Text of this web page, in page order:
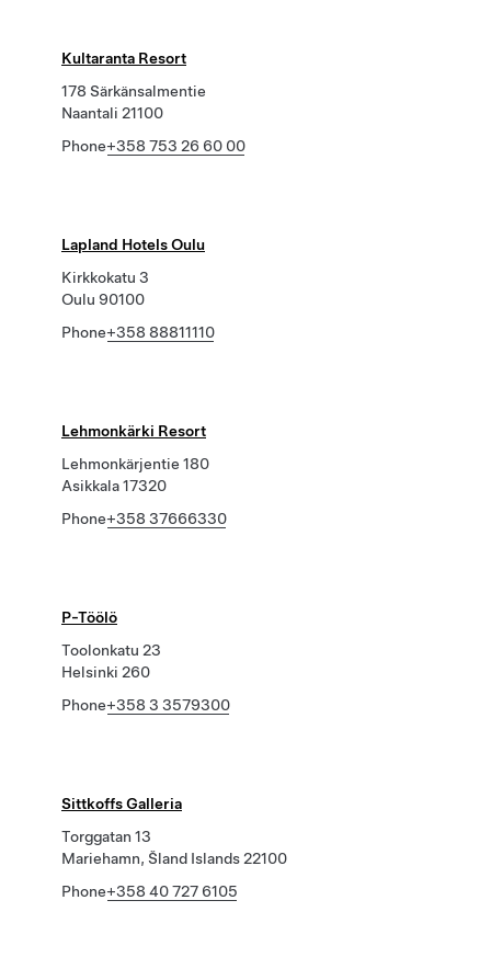
Kultaranta Resort
178 Särkänsalmentie
Naantali 21100
Phone+358 753 26 60 00
Lapland Hotels Oulu
Kirkkokatu 3
Oulu 90100
Phone+358 88811110
Lehmonkärki Resort
Lehmonkärjentie 180
Asikkala 17320
Phone+358 37666330
P-Töölö
Toolonkatu 23
Helsinki 260
Phone+358 3 3579300
Sittkoffs Galleria
Torggatan 13
Mariehamn, Šland Islands 22100
Phone+358 40 727 6105